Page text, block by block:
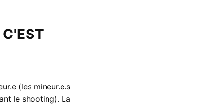
(les mineur.e.s
le shooting). La